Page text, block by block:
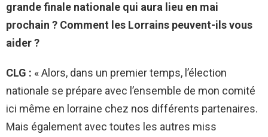
grande finale nationale qui aura lieu en mai
prochain ? Comment les Lorrains peuvent-ils vous
aider ?
CLG : « Alors, dans un premier temps, l’élection
nationale se prépare avec l’ensemble de mon comité
ici même en lorraine chez nos différents partenaires.
Mais également avec toutes les autres miss